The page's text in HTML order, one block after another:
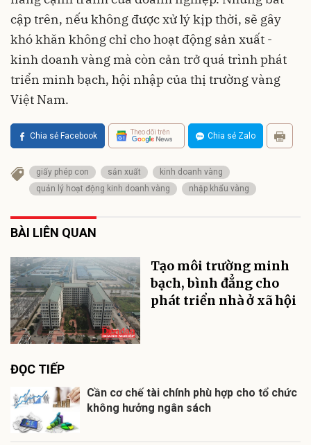
cập trên, nếu không được xử lý kịp thời, sẽ gây
khó khăn không chỉ cho hoạt động sản xuất -
kinh doanh vàng mà còn cản trở quá trình phát
triển minh bạch, hội nhập của thị trường vàng
Việt Nam.
Chia sẻ Facebook Theo dõi trên Chia sẻ Zalo
giấy phép con sản xuất
kinh doanh vàng
quản lý hoạt động kinh doanh vàng
nhập khẩu vàng
BÀI LIÊN QUAN
Tạo môi trường minh
bạch, bình đẳng cho
phát triển nhà ở xã hội
ĐỌC TIẾP
Cần cơ chế tài chính phù hợp cho tổ chức
không hưởng ngân sách